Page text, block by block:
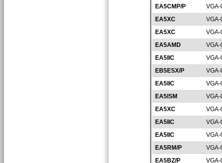
EA5CMP/P
EA5XC
EA5XC
EA5AMD
EA5IIC
EB5ESX/P
EA5IIC
EA5ISM
EA5XC
EA5IIC
EA5IIC
EA5RM/P
EA5BZ/P